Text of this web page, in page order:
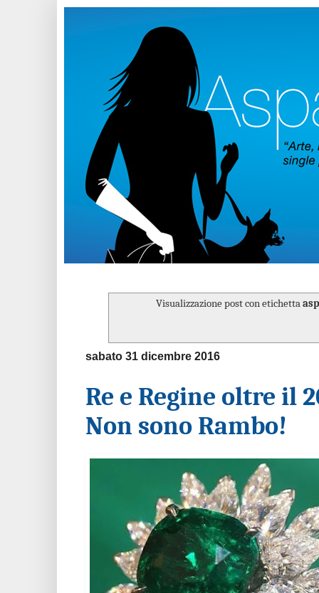
Visualizzazione post con etichetta
sabato 31 dicembre 2016
Re e Regine oltre il
Non sono Rambo!